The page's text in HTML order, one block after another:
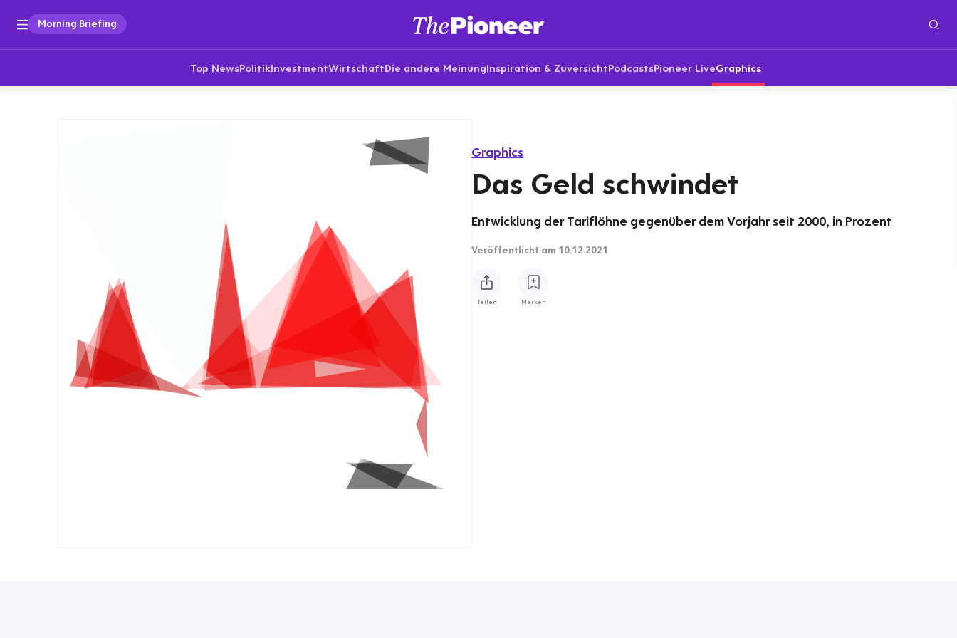
Morning Briefing
Top NewsPolitikInvestmentWirtschaftDie andere MeinungInspiration & ZuversichtPodcastsPioneer LiveGraphics
Graphics
Das Geld schwindet
Entwicklung der Tariflöhne gegenüber dem Vorjahr seit 2000, in Prozent
Veröffentlicht am 10.12.2021
Teilen Merken